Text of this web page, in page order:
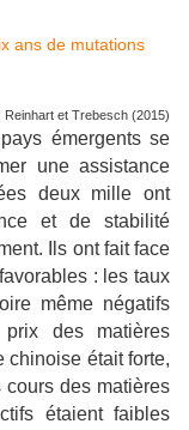
: Reinhart et Trebesch (2015)
émergents se
une assistance
deux mille ont
et de stabilité
Ils ont fait face
: les taux
même négatifs
des matières
chinoise était forte,
des matières
étaient faibles